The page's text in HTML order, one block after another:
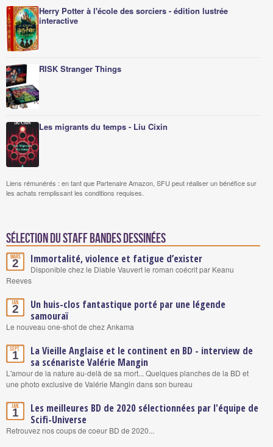
Herry Potter à l'école des sorciers - édition lustrée
interactive
RISK Stranger Things
Les migrants du temps - Liu Cixin
Liens rémunérés : en tant que Partenaire Amazon, SFU peut réaliser un bénéfice sur
les achats remplissant les conditions requises.
Sélection du staff Bandes Dessinées
Mars
2 Immortalité, violence et fatigue d’exister
Disponible chez le Diable Vauvert le roman coécrit par Keanu
Reeves
Jan.
2
Un huis-clos fantastique porté par une légende
samouraï
Le nouveau one-shot de chez Ankama
Sept.
1
La Vieille Anglaise et le continent en BD - interview de
sa scénariste Valérie Mangin
L'amour de la nature au-delà de sa mort... Quelques planches de la BD et
une photo exclusive de Valérie Mangin dans son bureau
Jan.
1
Les meilleures BD de 2020 sélectionnées par l'équipe de
Scifi-Universe
Retrouvez nos coups de coeur BD de 2020...